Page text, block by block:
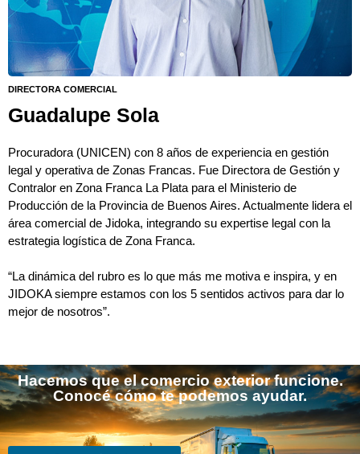
DIRECTORA COMERCIAL
Guadalupe Sola
Procuradora (UNICEN) con 8 años de experiencia en gestión
legal y operativa de Zonas Francas. Fue Directora de Gestión y
Contralor en Zona Franca La Plata para el Ministerio de
Producción de la Provincia de Buenos Aires. Actualmente lidera el
área comercial de Jidoka, integrando su expertise legal con la
estrategia logística de Zona Franca.
“La dinámica del rubro es lo que más me motiva e inspira, y en
JIDOKA siempre estamos con los 5 sentidos activos para dar lo
mejor de nosotros”.
Hacemos que el comercio exterior funcione.
Conocé cómo te podemos ayudar.